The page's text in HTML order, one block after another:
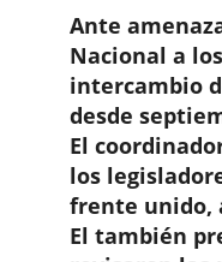
Ante
Nacional a
intercambio
desde
El
los
frente unido,
El también